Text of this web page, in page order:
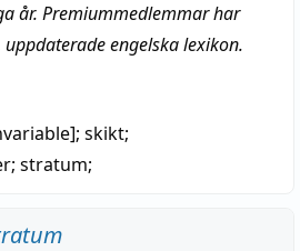
år. Premiummedlemmar har
engelska lexikon.
skikt;
; stratum;